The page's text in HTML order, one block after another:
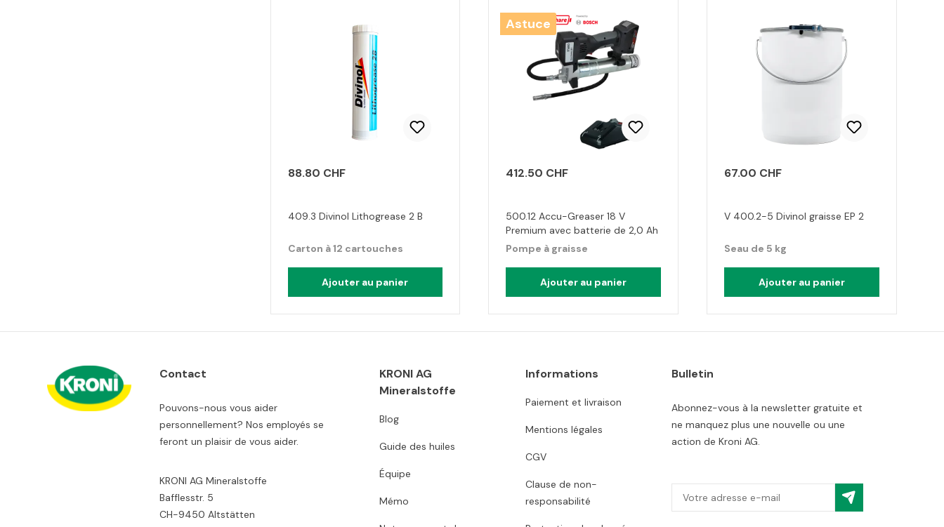
88.80 CHF
409.3 Divinol Lithogrease 2 B
Carton à 12 cartouches
Ajouter au panier
Astuce
412.50 CHF
500.12 Accu-Greaser 18 V
Premium avec batterie de 2,0 Ah
Pompe à graisse
Ajouter au panier
67.00 CHF
V 400.2-5 Divinol graisse EP 2
Seau de 5 kg
Ajouter au panier
Contact
Pouvons-nous vous aider
personnellement? Nos employés se
feront un plaisir de vous aider.
KRONI AG Mineralstoffe
Bafflesstr. 5
CH-9450 Altstätten
KRONI AG
Mineralstoffe
Blog
Guide des huiles
Équipe
Mémo
Informations
Paiement et livraison
Mentions légales
CGV
Clause de non-
responsabilité
Bulletin
Abonnez-vous à la newsletter gratuite et
ne manquez plus une nouvelle ou une
action de Kroni AG.